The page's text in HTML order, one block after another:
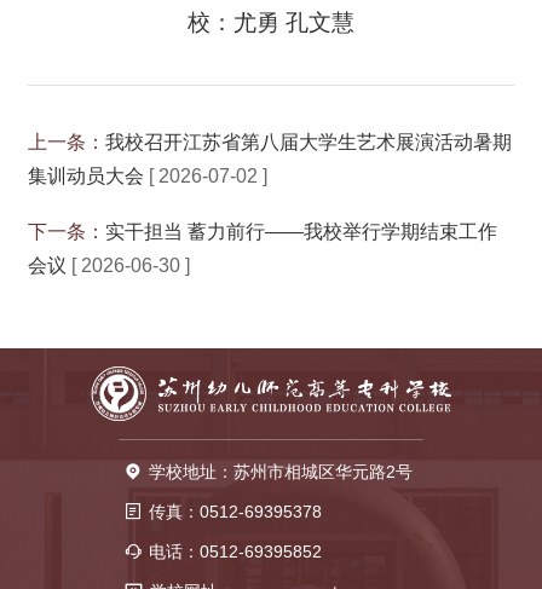
校：尤勇 孔文慧
上一条： 我校召开江苏省第八届大学生艺术展演活动暑期
集训动员大会 [ 2026-07-02 ]
下一条： 实干担当 蓄力前行——我校举行学期结束工作
会议 [ 2026-06-30 ]
学校地址：苏州市相城区华元路2号
传真：0512-69395378
电话：0512-69395852